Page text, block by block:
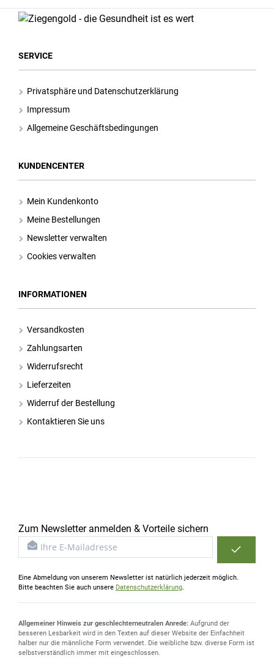
SERVICE
Privatsphäre und Datenschutzerklärung
Impressum
Allgemeine Geschäftsbedingungen
KUNDENCENTER
Mein Kundenkonto
Meine Bestellungen
Newsletter verwalten
Cookies verwalten
INFORMATIONEN
Versandkosten
Zahlungsarten
Widerrufsrecht
Lieferzeiten
Widerruf der Bestellung
Kontaktieren Sie uns
Zum Newsletter anmelden & Vorteile sichern
Eine Abmeldung von unserem Newsletter ist natürlich jederzeit möglich.
Bitte beachten Sie auch unsere Datenschutzerklärung.
Allgemeiner Hinweis zur geschlechterneutralen Anrede: Aufgrund der
besseren Lesbarkeit wird in den Texten auf dieser Website der Einfachheit
halber nur die männliche Form verwendet. Die weibliche bzw. diverse Form ist
selbstverständlich immer mit eingeschlossen.